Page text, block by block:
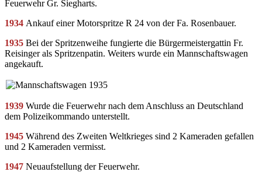
Feuerwehr Gr. Siegharts.
1934 Ankauf einer Motorspritze R 24 von der Fa. Rosenbauer.
1935 Bei der Spritzenweihe fungierte die Bürgermeistergattin Fr.
Reisinger als Spritzenpatin. Weiters wurde ein Mannschaftswagen
angekauft.
1939 Wurde die Feuerwehr nach dem Anschluss an Deutschland
dem Polizeikommando unterstellt.
1945 Während des Zweiten Weltkrieges sind 2 Kameraden gefallen
und 2 Kameraden vermisst.
1947 Neuaufstellung der Feuerwehr.